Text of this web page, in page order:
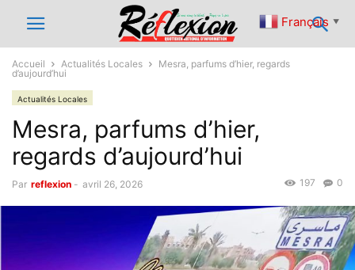
Accueil Actualités Locales
Mesra, parfums d’hier, regards
d’aujourd’hui
Actualités Locales
Mesra, parfums d’hier,
regards d’aujourd’hui
Par reflexion - avril 26, 2026 0
197
Français ▼